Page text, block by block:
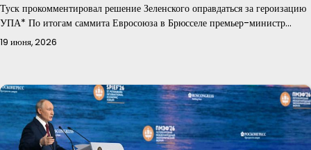
Туск прокомментировал решение Зеленского оправдаться за героизацию
УПА* По итогам саммита Евросоюза в Брюсселе премьер-министр…
19 июня, 2026